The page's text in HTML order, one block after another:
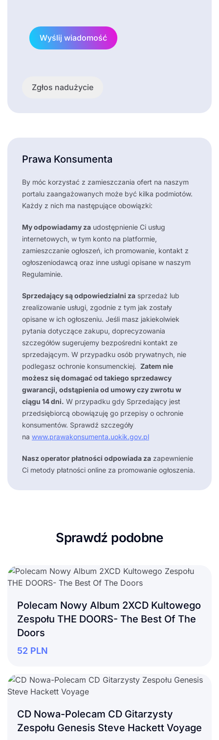
Wyślij wiadomość
Zgłos nadużycie
Prawa Konsumenta
By móc korzystać z zamieszczania ofert na naszym
portalu zaangażowanych może być kilka podmiotów.
Każdy z nich ma następujące obowiązki:
My odpowiadamy za udostępnienie Ci usług
internetowych, w tym konto na platformie,
zamieszczanie ogłoszeń, ich promowanie, kontakt z
ogłoszeniodawcą oraz inne usługi opisane w naszym
Regulaminie.
Sprzedający są odpowiedzialni za sprzedaż lub
zrealizowanie usługi, zgodnie z tym jak zostały
opisane w ich ogłoszeniu. Jeśli masz jakiekolwiek
pytania dotyczące zakupu, doprecyzowania
szczegółów sugerujemy bezpośredni kontakt ze
sprzedającym. W przypadku osób prywatnych, nie
podlegasz ochronie konsumenckiej. Zatem nie
możesz się domagać od takiego sprzedawcy
gwarancji, odstąpienia od umowy czy zwrotu w
ciągu 14 dni. W przypadku gdy Sprzedający jest
przedsiębiorcą obowiązuję go przepisy o ochronie
konsumentów. Sprawdź szczegóły
na www.prawakonsumenta.uokik.gov.pl
Nasz operator płatności odpowiada za zapewnienie
Ci metody płatności online za promowanie ogłoszenia.
Sprawdź podobne
Polecam Nowy Album 2XCD Kultowego
Zespołu THE DOORS- The Best Of The
Doors
52 PLN
CD Nowa-Polecam CD Gitarzysty
Zespołu Genesis Steve Hackett Voyage